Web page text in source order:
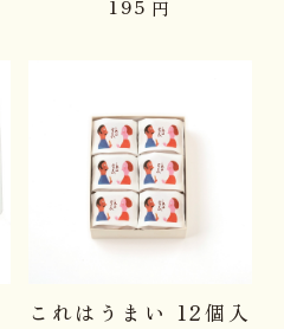
195 円
これはうまい 12個入